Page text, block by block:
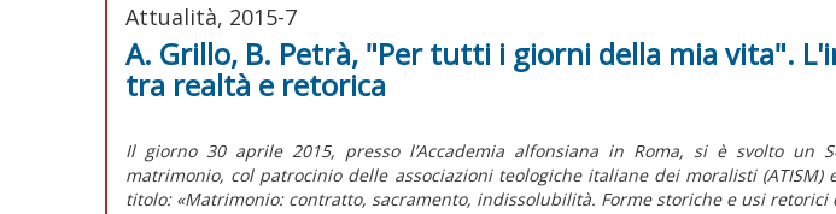
Attualità, 2015-7
A. Grillo, B. Petrà, "Per tutti i giorni della mia vita".
tra realtà e retorica
Il giorno 30 aprile 2015, presso l’Accademia alfonsiana in Roma, si è svolto un
matrimonio, col patrocinio delle associazioni teologiche italiane dei moralisti (ATISM)
titolo: «Matrimonio: contratto, sacramento, indissolubilità. Forme storiche e usi retorici